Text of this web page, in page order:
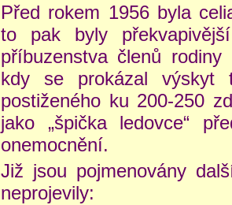
Před rokem 1956 byla
to pak byly
příbuzenstva členů
kdy se prokázal výskyt
postiženého ku 200-250
jako „špička ledovce“
onemocnění.
Již jsou pojmenovány
neprojevily: